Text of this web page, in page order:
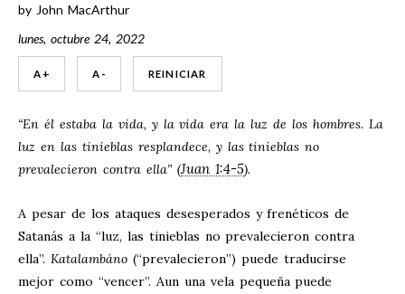
by John MacArthur
lunes, octubre 24, 2022
A + A - REINICIAR
“En él estaba la vida, y la vida era la luz de los hombres. La
luz en las tinieblas resplandece, y las tinieblas no
prevalecieron contra ella” (Juan 1:4-5).
A pesar de los ataques desesperados y frenéticos de
Satanás a la “luz, las tinieblas no prevalecieron contra
ella”. Katalambáno(“prevalecieron”) puede traducirse
mejor como “vencer”. Aun una vela pequeña puede